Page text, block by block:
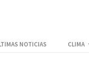
NOTICIAS CLIMA